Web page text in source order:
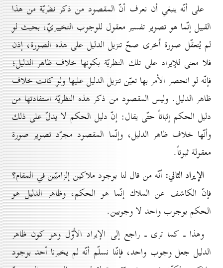
على أنّه ينبغي أن نعرف أنّ المقصود من ذكر نظريّة من هذا
القبيل إنّما هو تصوير تفسير معقول للوجوب التخييريّ، بحيث لو
لم يُتعقّل صورة اُخرى صحّ تنزيل الدليل على هذه الصورة، إذن
فلا معنى للإيراد على تلك النظريّة بكونها خلاف ظاهر الدليل؛
فإنّه لو انحصر الأمر بها تعيّن تنزيل الدليل عليها ولو كانت خلاف
ظاهر الدليل. وليس المقصود من ذكر هذه النظريّة استفادتها من
دليل الحكم إثباتاً حتّى يقال: إنّ دليل الحكم لا يدلّ على ذلك
وأنّها خلاف ظاهر الدليل، وإنّما المقصود مجرّد تصوير صورة
معقولة ثبوتاً.
الإيراد الثاني: أنّه من قال لنا بوجود ملاكين إلزاميّين في المقام؟
فإنّ الكاشف عن الملاك إنّما هو الحكم، وظاهر الدليل هو
الحكم بوجوب واحد لا وجوبين.
وهذا ـ كما ترى ـ راجع إلى الإيراد الأوّل وهو كون ظاهر
الدليل جعل وجوب واحد، فإنّنا نسلّم أنّه لم يخبرنا أحد بوجود